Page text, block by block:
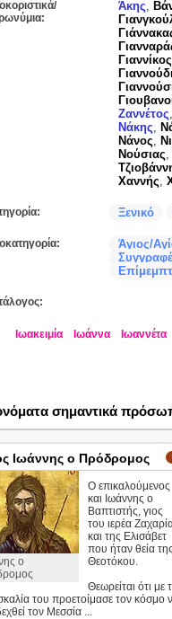
Άκης,
Γιαννίκος
Γιαννούδι
Ζαννέτος,
Νάκης,
Νάνος,
Νούσιας,
Χαννής,
Ξενικό
Άγιος/
Ιωακειμία Ιωάννα Ιωαννέτα
σημαντικά
Ιωάννης ο Πρόδρομος
ο
Ο επικαλούμενος
και Ιωάννης ο
Βαπτιστής, γιος
του ιερέα
και της Ελισάβετ
που ήταν θεία της
Θεοτόκου.
Θεωρείται ότι με
του προετοίμασε τον κόσμο
τον Μεσσία ...